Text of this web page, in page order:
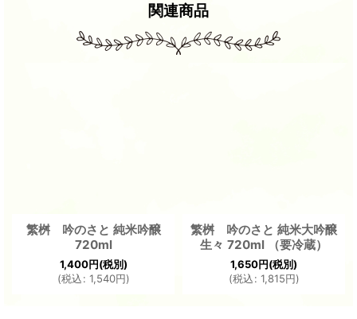
関連商品
繁桝 吟のさと 純米吟醸
720ml
1,400円(税別)
(税込: 1,540円)
繁桝 吟のさと 純米大吟醸
生々 720ml （要冷蔵）
1,650円(税別)
(税込: 1,815円)